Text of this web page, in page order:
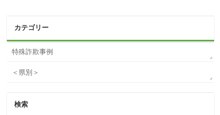
カテゴリー
特殊詐欺事例
＜県別＞
検索